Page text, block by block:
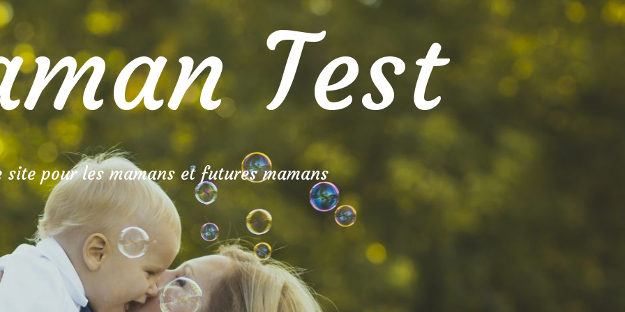
Test
site pour les mamans et futures mamans